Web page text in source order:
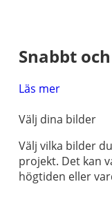
Snabbt
Läs mer
Välj dina bilder
Välj vilka bilder
projekt. Det kan
högtiden eller